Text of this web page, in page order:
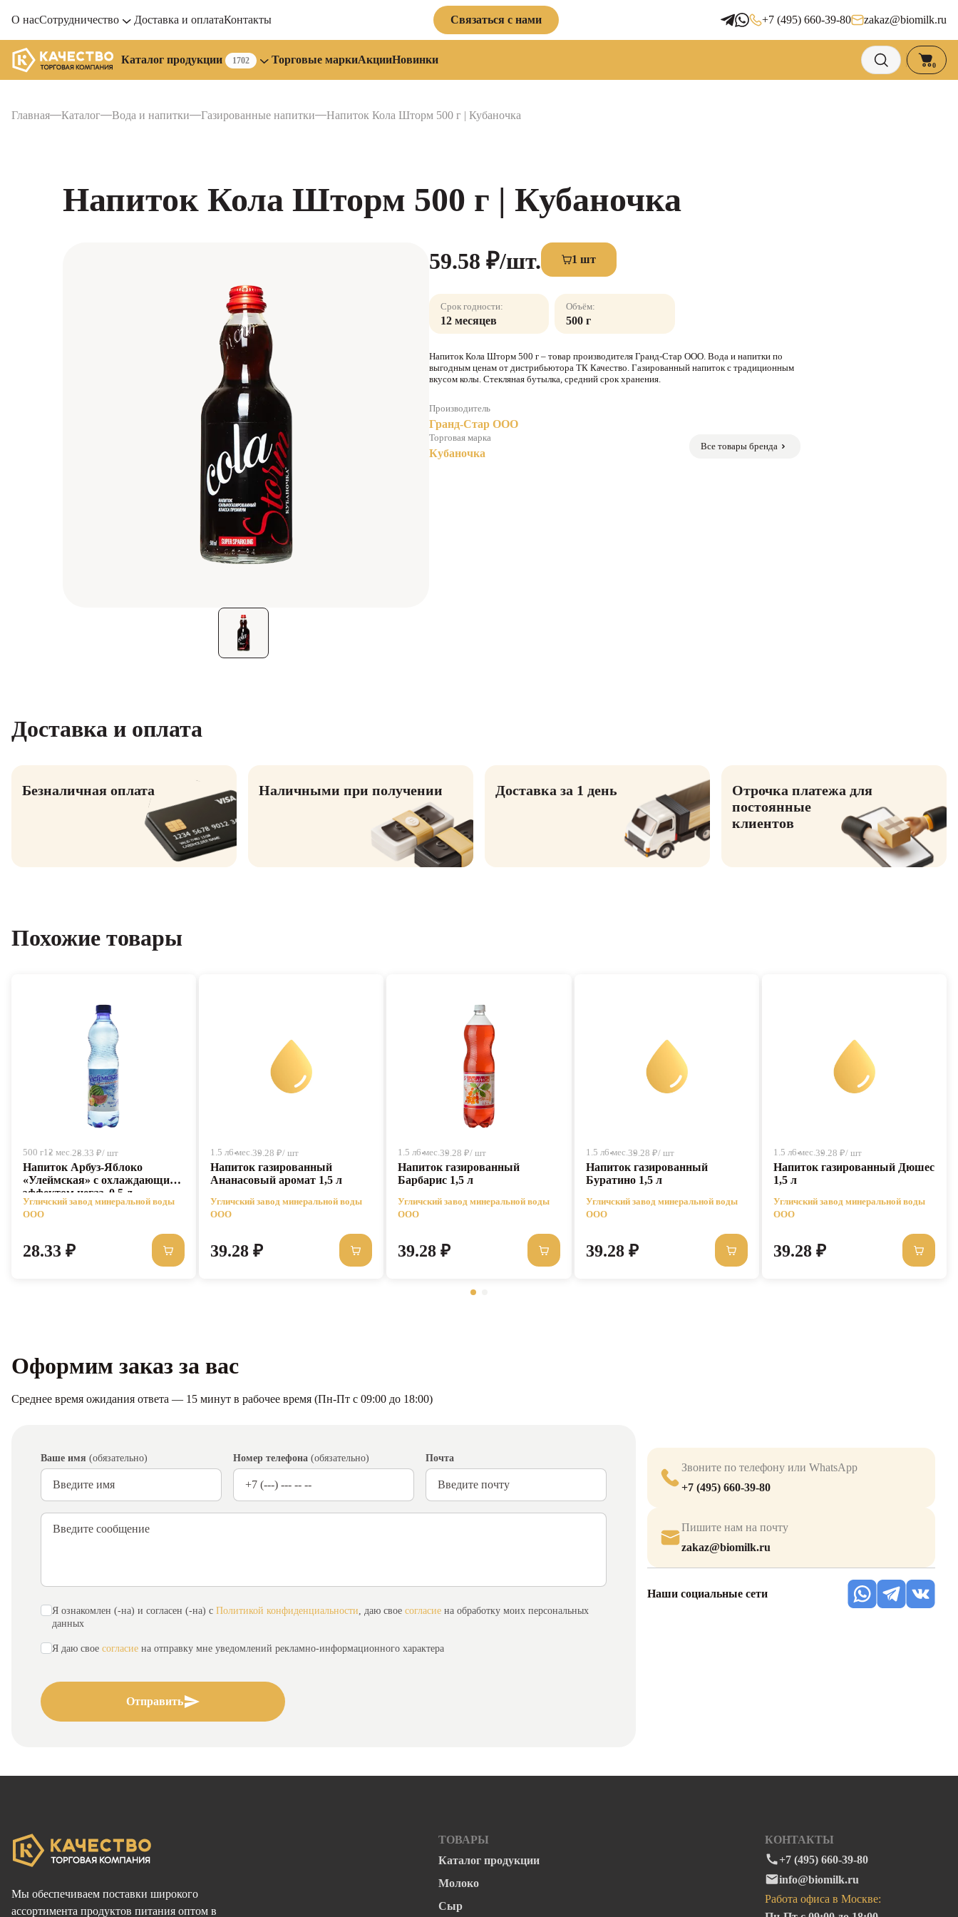
О насСотрудничество Доставка и оплатаКонтакты Связаться с нами +7 (495) 660-39-80 zakaz@biomilk.ru
Каталог продукции 1702 Торговые маркиАкцииНовинки 0
Главная Каталог Вода и напитки Газированные напитки Напиток Кола Шторм 500 г | Кубаночка
Напиток Кола Шторм 500 г | Кубаночка
59.58 ₽/шт. 1 шт
Срок годности:
12 месяцев
Объём:
500 г
Напиток Кола Шторм 500 г – товар производителя Гранд-Стар ООО. Вода и напитки по
выгодным ценам от дистрибьютора ТК Качество. Газированный напиток с традиционным
вкусом колы. Стекляная бутылка, средний срок хранения.
Производитель
Гранд-Стар ООО
Торговая марка
Кубаночка
Все товары бренда
Доставка и оплата
Безналичная оплата Наличными при получении Доставка за 1 день
Отрочка платежа для
постоянные
клиентов
Похожие товары
500 г12 мес.28.33 ₽/ шт
Напиток Арбуз-Яблоко
«Улеймская» с охлаждающим
эффектом негаз, 0,5 л
Угличский завод минеральной воды
ООО
28.33 ₽
1.5 л6 мес.39.28 ₽/ шт
Напиток газированный
Ананасовый аромат 1,5 л
Угличский завод минеральной воды
ООО
39.28 ₽
1.5 л6 мес.39.28 ₽/ шт
Напиток газированный
Барбарис 1,5 л
Угличский завод минеральной воды
ООО
39.28 ₽
1.5 л6 мес.39.28 ₽/ шт
Напиток газированный
Буратино 1,5 л
Угличский завод минеральной воды
ООО
39.28 ₽
1.5 л6 мес.39.28 ₽/ шт
Напиток газированный Дюшес
1,5 л
Угличский завод минеральной воды
ООО
39.28 ₽
Оформим заказ за вас
Среднее время ожидания ответа — 15 минут в рабочее время (Пн-Пт с 09:00 до 18:00)
Ваше имя (обязательно) Номер телефона (обязательно) Почта
Я ознакомлен (-на) и согласен (-на) с Политикой конфиденциальности, даю свое согласие на обработку моих персональных
данных
Я даю свое согласие на отправку мне уведомлений рекламно-информационного характера
Отправить
Звоните по телефону или WhatsApp
+7 (495) 660-39-80
Пишите нам на почту
zakaz@biomilk.ru
Наши социальные сети
Мы обеспечиваем поставки широкого
ассортимента продуктов питания оптом в
ТОВАРЫ
Каталог продукции
Молоко
Сыр
КОНТАКТЫ
+7 (495) 660-39-80
info@biomilk.ru
Работа офиса в Москве: